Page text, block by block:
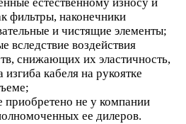
естественному износу и
фильтры, наконечники
и чистящие элементы;
вследствие воздействия
снижающих их эластичность,
кабеля на рукоятке
приобретено не у компании
ее дилеров.